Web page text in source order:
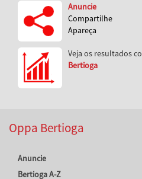
Anuncie
Compartilhe
Apareça
Veja os resultados
Bertioga
Oppa Bertioga
Anuncie
Bertioga A-Z